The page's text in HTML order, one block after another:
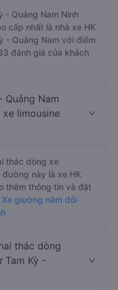
- Quảng Nam Ninh
cấp nhất là nhà xe HK
- Quảng Nam với điểm
đánh giá của khách
Quảng Nam
limousine
thác dòng xe
này là xe HK
thêm thông tin và đặt
Xe giường nằm đôi
thác dòng
Tam Kỳ -